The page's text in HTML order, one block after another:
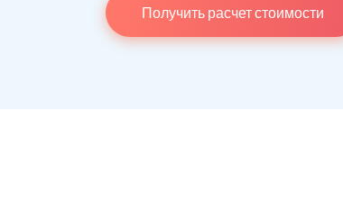
Получить расчет стоимости